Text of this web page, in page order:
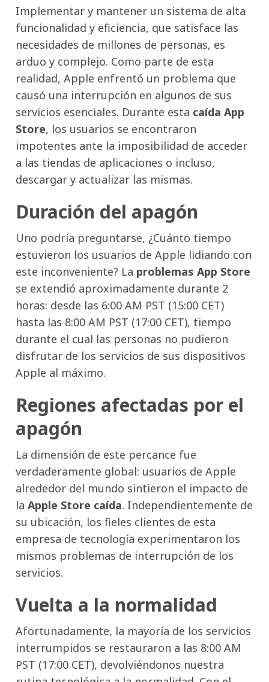
Implementar y mantener un sistema de alta
funcionalidad y eficiencia, que satisface las
necesidades de millones de personas, es
arduo y complejo. Como parte de esta
realidad, Apple enfrentó un problema que
causó una interrupción en algunos de sus
servicios esenciales. Durante esta caída App
Store, los usuarios se encontraron
impotentes ante la imposibilidad de acceder
a las tiendas de aplicaciones o incluso,
descargar y actualizar las mismas.
Duración del apagón
Uno podría preguntarse, ¿Cuánto tiempo
estuvieron los usuarios de Apple lidiando con
este inconveniente? La problemas App Store
se extendió aproximadamente durante 2
horas: desde las 6:00 AM PST (15:00 CET)
hasta las 8:00 AM PST (17:00 CET), tiempo
durante el cual las personas no pudieron
disfrutar de los servicios de sus dispositivos
Apple al máximo.
Regiones afectadas por el
apagón
La dimensión de este percance fue
verdaderamente global: usuarios de Apple
alrededor del mundo sintieron el impacto de
la Apple Store caída. Independientemente de
su ubicación, los fieles clientes de esta
empresa de tecnología experimentaron los
mismos problemas de interrupción de los
servicios.
Vuelta a la normalidad
Afortunadamente, la mayoría de los servicios
interrumpidos se restauraron a las 8:00 AM
PST (17:00 CET), devolviéndonos nuestra